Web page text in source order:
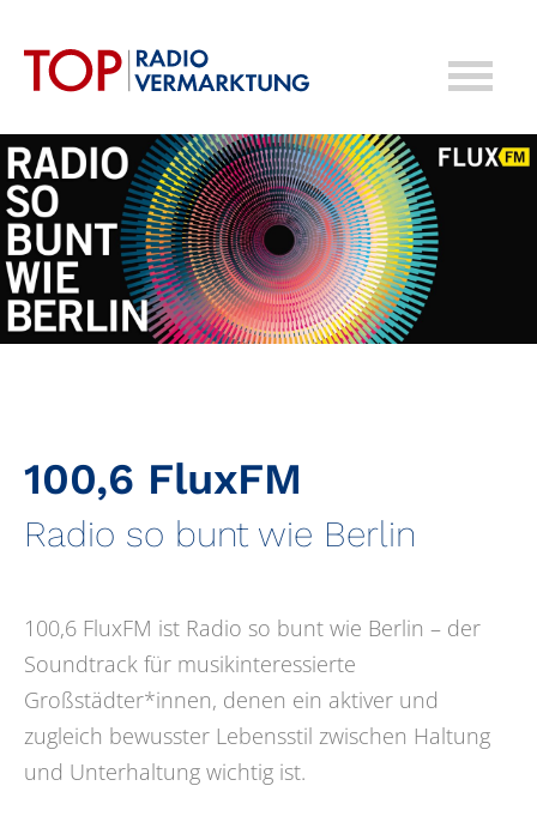
100,6 FluxFM
Radio so bunt wie Berlin
100,6 FluxFM ist Radio so bunt wie Berlin – der
Soundtrack für musikinteressierte
Großstädter*innen, denen ein aktiver und
zugleich bewusster Lebensstil zwischen Haltung
und Unterhaltung wichtig ist.